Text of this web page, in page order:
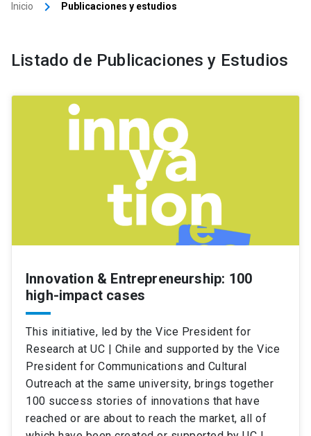
Inicio keyboard_arrow_right Publicaciones y estudios
Listado de Publicaciones y Estudios
Innovation & Entrepreneurship: 100
high-impact cases
This initiative, led by the Vice President for
Research at UC | Chile and supported by the Vice
President for Communications and Cultural
Outreach at the same university, brings together
100 success stories of innovations that have
reached or are about to reach the market, all of